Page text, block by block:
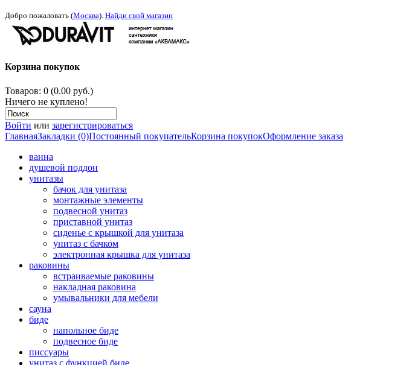
Добро пожаловать (Москва). Найди свой магазин
Корзина покупок
Товаров: 0 (0.00 руб.)
Ничего не куплено!
Войти или зарегистрироваться
ГлавнаяЗакладки (0)Постоянный покупательКорзина покупокОформление заказа
ванна
душевой поддон
унитазы
бачок для унитаза
монтажные элементы
подвесной унитаз
приставной унитаз
сиденье с крышкой для унитаза
унитаз с бачком
электронная крышка для унитаза
раковины
встраиваемые раковины
накладная раковина
умывальники для мебели
сауна
биде
напольное биде
подвесное биде
писсуары
унитаз с функцией биде